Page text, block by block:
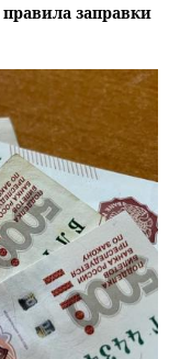
заправки